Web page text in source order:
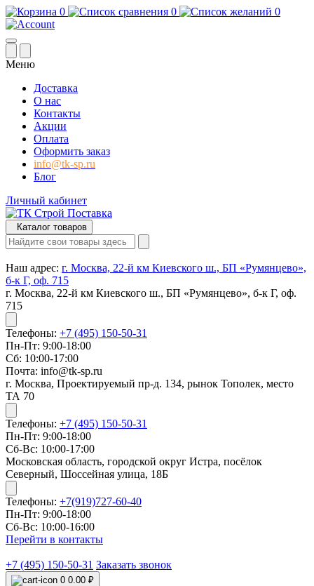
0 0 0
Меню
Доставка
О нас
Контакты
Акции
Оплата
Оформить заказ
info@tk-sp.ru
Блог
Личный кабинет
Каталог товаров
Наш адрес: г. Москва, 22-й км Киевского ш., БП «Румянцево»,
б-к Г, оф. 715
г. Москва, 22-й км Киевского ш., БП «Румянцево», б-к Г, оф.
715
Телефоны: +7 (495) 150-50-31
Пн-Пт: 9:00-18:00
Сб: 10:00-17:00
Почта: info@tk-sp.ru
г. Москва, Проектируемый пр-д. 134, рынок Тополек, место
ТА 70
Телефоны: +7 (495) 150-50-31
Пн-Пт: 9:00-18:00
Сб-Вс: 10:00-17:00
Московская область, городской округ Истра, посёлок
Северный, Шоссейная улица, 18Б
Телефоны: +7(919)727-60-40
Пн-Пт: 9:00-18:00
Сб-Вс: 10:00-16:00
Перейти в контакты
+7 (495) 150-50-31 Заказать звонок
0 0.00 ₽